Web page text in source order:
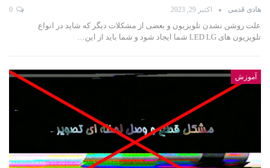
هادی قدمی اکتبر 29, 2023
علت روشن نشدن تلویزیون و بعضی از مشکلات دیگر که شاید در انواع
تلویزیون های LED LG شما ایجاد شود و شما باید از این…
آموزش